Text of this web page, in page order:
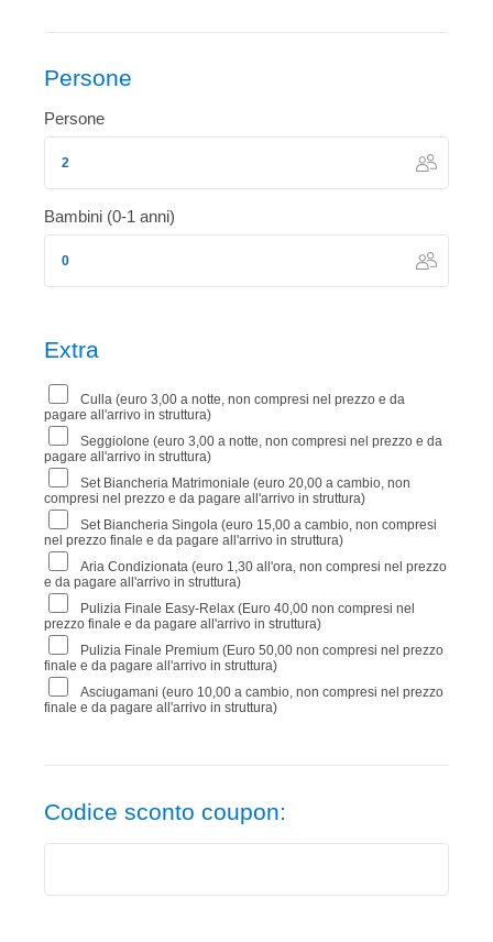
Persone
Persone
Bambini (0-1 anni)
Extra
Culla (euro 3,00 a notte, non compresi nel prezzo e da
pagare all'arrivo in struttura)
Seggiolone (euro 3,00 a notte, non compresi nel prezzo e da
pagare all'arrivo in struttura)
Set Biancheria Matrimoniale (euro 20,00 a cambio, non
compresi nel prezzo e da pagare all'arrivo in struttura)
Set Biancheria Singola (euro 15,00 a cambio, non compresi
nel prezzo finale e da pagare all'arrivo in struttura)
Aria Condizionata (euro 1,30 all'ora, non compresi nel prezzo
e da pagare all'arrivo in struttura)
Pulizia Finale Easy-Relax (Euro 40,00 non compresi nel
prezzo finale e da pagare all'arrivo in struttura)
Pulizia Finale Premium (Euro 50,00 non compresi nel prezzo
finale e da pagare all'arrivo in struttura)
Asciugamani (euro 10,00 a cambio, non compresi nel prezzo
finale e da pagare all'arrivo in struttura)
Codice sconto coupon: